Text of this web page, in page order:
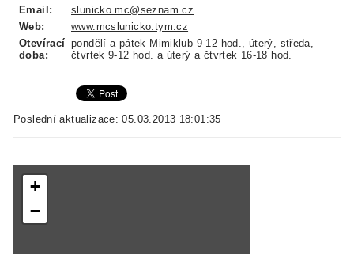
Email:
slunicko.mc@seznam.cz
Web:
www.mcslunicko.tym.cz
Otevírací
doba:
pondělí a pátek Mimiklub 9-12 hod., úterý, středa,
čtvrtek 9-12 hod. a úterý a čtvrtek 16-18 hod.
Poslední aktualizace: 05.03.2013 18:01:35
+
−